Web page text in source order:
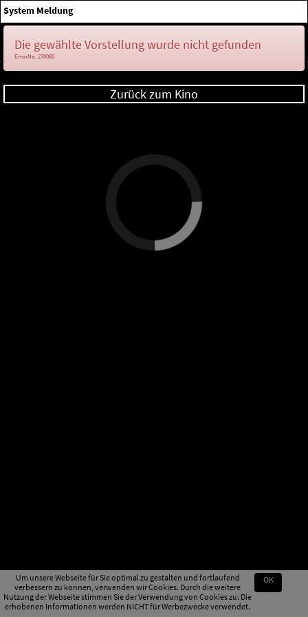
Um unsere Webseite für Sie optimal zu gestalten und fortlaufend
verbessern zu können, verwenden wir Cookies. Durch die weitere
Nutzung der Webseite stimmen Sie der Verwendung von Cookies zu. Die
erhobenen Informationen werden NICHT für Werbezwecke verwendet.
OK
System Meldung
Die gewählte Vorstellung wurde nicht gefunden
ErrorNo. 270083
Zurück zum Kino